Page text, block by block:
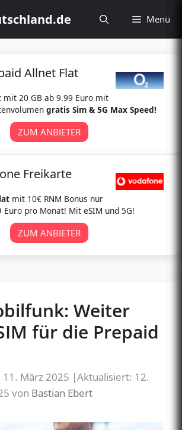
Menü
Allnet Flat
mit 20 GB ab 9.99 Euro mit
gratis Sim & 5G Max Speed!
ZUM ANBIETER
Freikarte
mit 10€ RNM Bonus nur
Euro pro Monat! Mit eSIM und 5G!
ZUM ANBIETER
Weiter
für die Prepaid
März 2025 |Aktualisiert: 12.
von Bastian Ebert